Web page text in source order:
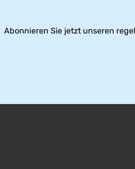
Abonnieren Sie jetzt unseren